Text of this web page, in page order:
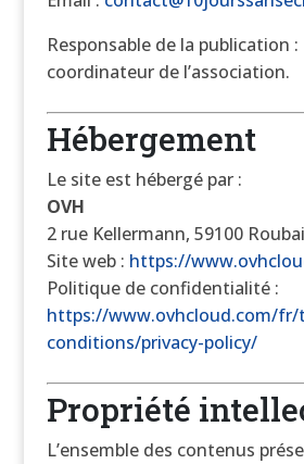
Responsable de la publication :
coordinateur de l’association.
Hébergement
Le site est hébergé par :
OVH
2 rue Kellermann, 59100
Site web : https://
Politique de confidentialité :
https://www.ovhcloud.com/fr/
conditions/privacy-policy/
Propriété
L’ensemble des contenus